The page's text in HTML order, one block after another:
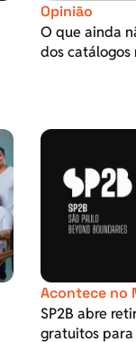
Opinião
O que ainda
dos catálogos
Acontece no
SP2B abre
gratuitos para